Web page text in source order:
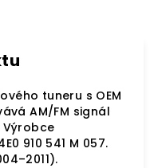
tuneru s OEM
AM/FM signál
910 541 M 057.